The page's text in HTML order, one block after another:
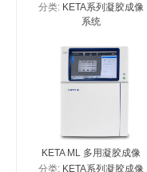
成像分析系统
分类: KETA系列凝胶成像
系统
KETA ML 多用凝胶成像
分类: KETA系列凝胶成像